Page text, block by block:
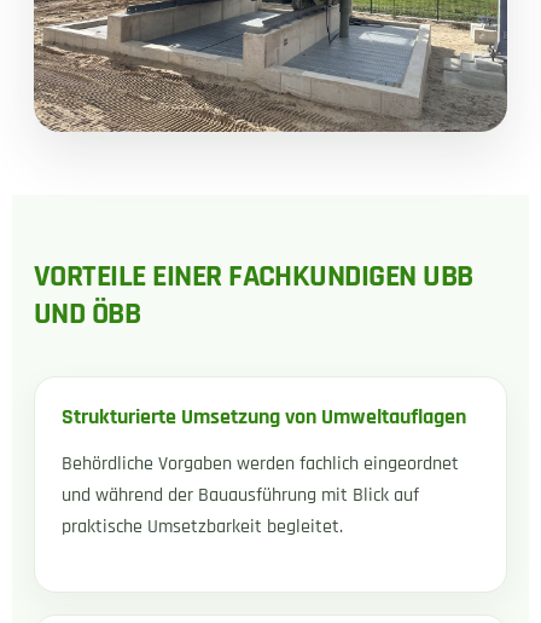
VORTEILE EINER FACHKUNDIGEN UBB
UND ÖBB
Strukturierte Umsetzung von Umweltauflagen
Behördliche Vorgaben werden fachlich eingeordnet
und während der Bauausführung mit Blick auf
praktische Umsetzbarkeit begleitet.